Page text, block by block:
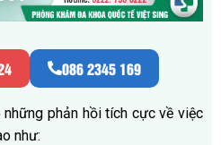
086 2345 169
những phản hồi tích cực về việc
như: